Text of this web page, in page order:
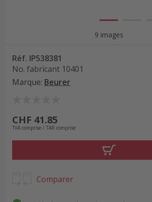
9 images
Réf. IP538381
No. fabricant 10401
Marque: Beurer
CHF 41.85
TVA comprise / TAR comprise
Comparer